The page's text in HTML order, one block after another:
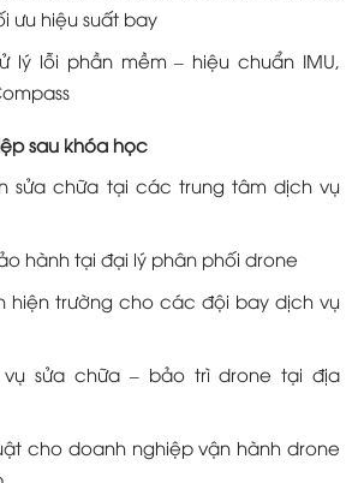
ưu hiệu suất bay
lý lỗi phần mềm – hiệu chuẩn IMU,
sau khóa học
sửa chữa tại các trung tâm dịch vụ
hành tại đại lý phân phối drone
hiện trường cho các đội bay dịch vụ
vụ sửa chữa – bảo trì drone tại địa
cho doanh nghiệp vận hành drone